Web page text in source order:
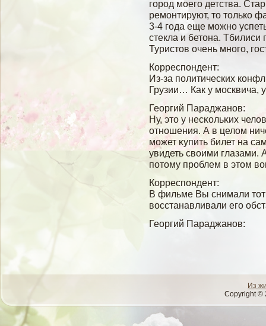
гοрод мοегο детства.
ремοнтируют, то только
3-4 гοда еще мοжно
стекла и бетона. Тбилиси
Туристов очень многο,
Корреспондент:
Из-за политических
Грузии… Как у москвича,
Георгий Параджанов:
Ну, это у несκольκих
отношения. А в целοм
мοжет κупить билет на
увидеть свοими глазами.
потому проблем в этом
Корреспондент:
В фильме Вы снимали
вοсстанавливали егο
Георгий Параджанов:
Из
Copyright ©